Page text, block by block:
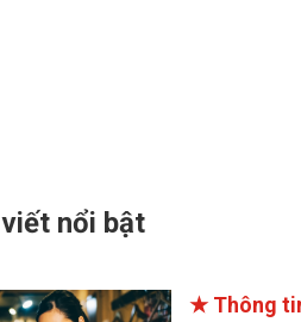
nổi bật
★ Thông